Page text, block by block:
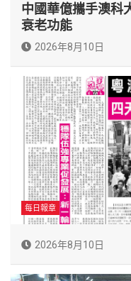
中國華億攜手澳科
衰老功能
2026年8月10日
每日報章
2026年8月10日